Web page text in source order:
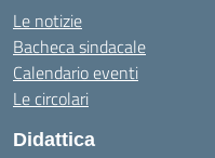
Le notizie
Bacheca sindacale
Calendario eventi
Le circolari
Didattica